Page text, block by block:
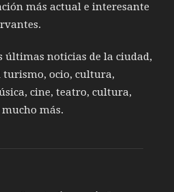
más actual e interesante
últimas noticias de la ciudad,
turismo, ocio, cultura,
cine, teatro, cultura,
más.